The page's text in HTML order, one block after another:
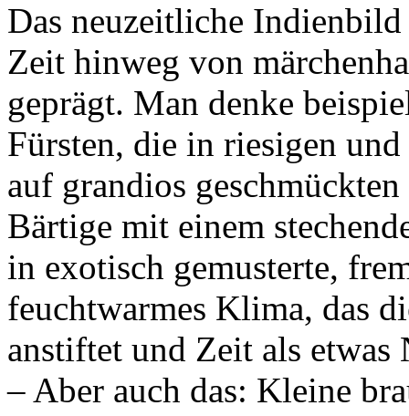
Das neuzeitliche
Zeit hinweg von
geprägt. Man denke
Fürsten, die in riesigen
auf grandios
Bärtige mit einem
in exotisch gemusterte,
feuchtwarmes Klima, das
anstiftet und Zeit als etwas
– Aber auch das: Kleine